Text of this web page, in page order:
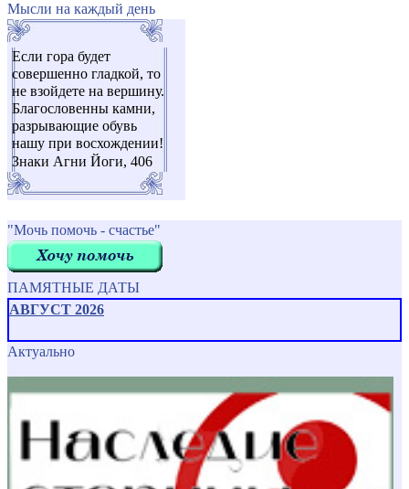
Мысли на каждый день
Если гора будет
совершенно гладкой, то
не взойдете на вершину.
Благословенны камни,
разрывающие обувь
нашу при восхождении!
Знаки Агни Йоги, 406
"Мочь помочь - счастье"
ПАМЯТНЫЕ ДАТЫ
АВГУСТ 2026
Актуально